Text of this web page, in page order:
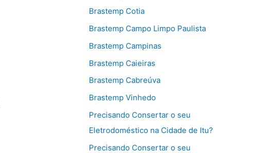
Brastemp Cotia
Brastemp Campo Limpo Paulista
Brastemp Campinas
Brastemp Caieiras
Brastemp Cabreúva
Brastemp Vinhedo
Precisando Consertar o seu
Eletrodoméstico na Cidade de Itu?
Precisando Consertar o seu